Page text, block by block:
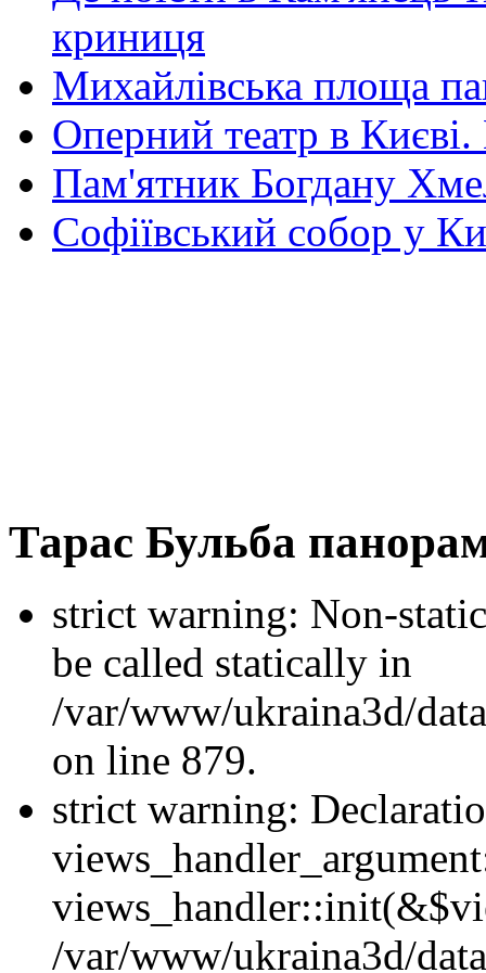
криниця
Михайлівська площа
Оперний театр в
Пам'ятник Богдану
Софіївський собор у
Тарас Бульба
strict warning: Non-
be called statically in
/var/www/ukraina3d/
on line 879.
strict warning:
/var/www/ukraina3d/